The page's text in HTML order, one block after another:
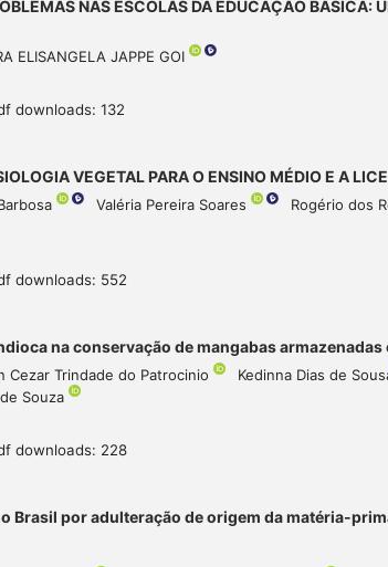
NAS ESCOLAS DA EDUCAÇÃO BÁSICA:
ELISANGELA JAPPE GOI
downloads: 132
VEGETAL PARA O ENSINO MÉDIO E A
Valéria Pereira Soares
Rogério dos
downloads: 552
na conservação de mangabas
Cezar Trindade do Patrocinio Kedinna Dias de
Souza
downloads: 228
Brasil por adulteração de origem da matéria-